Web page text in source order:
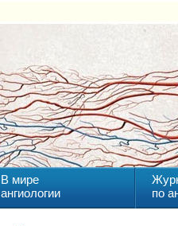
В мире
ангиологии
по